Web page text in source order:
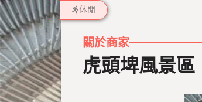
休閒
關於商家
虎頭埤風景區